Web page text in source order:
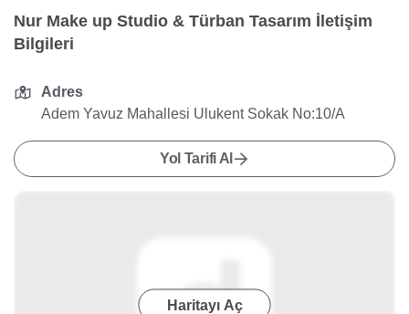
Nur Make up Studio & Türban Tasarım İletişim
Bilgileri
Adres
Adem Yavuz Mahallesi Ulukent Sokak No:10/A
Yol Tarifi Al
Haritayı Aç